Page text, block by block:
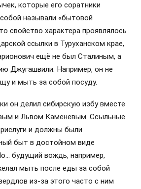
которые его соратники
называли «бытовой
свойство характера проявлялось
ссылки в Туруханском крае,
ещё не был Сталиным, а
Джугашвили. Например, он не
и мыть за собой посуду.
он делил сибирскую избу вместе
и Львом Каменевым. Ссыльные
и должны были
быт в достойном виде
будущий вождь, например,
мыть после еды за собой
из-за этого часто с ним